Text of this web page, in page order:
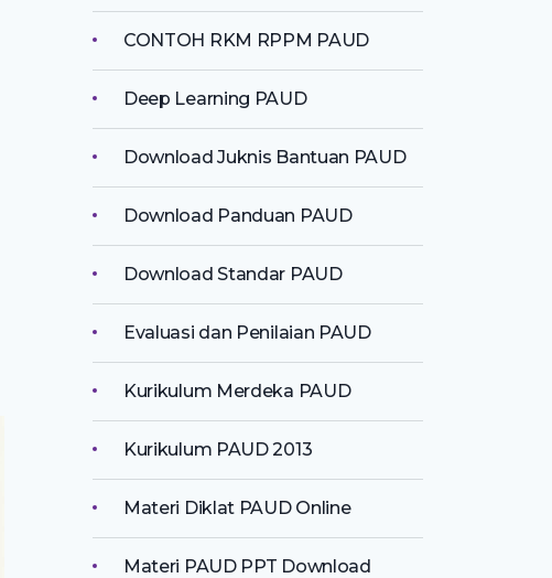
CONTOH RKM RPPM PAUD
Deep Learning PAUD
Download Juknis Bantuan PAUD
Download Panduan PAUD
Download Standar PAUD
Evaluasi dan Penilaian PAUD
Kurikulum Merdeka PAUD
Kurikulum PAUD 2013
Materi Diklat PAUD Online
Materi PAUD PPT Download